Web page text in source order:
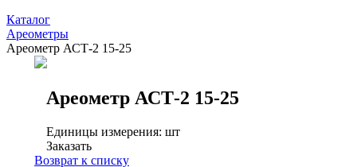
Каталог
Ареометры
Ареометр АСТ-2 15-25
Ареометр АСТ-2 15-25
Единицы измерения: шт
Заказать
Возврат к списку